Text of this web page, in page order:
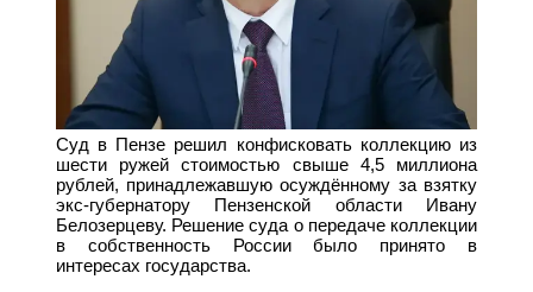
Суд в Пензе решил конфисковать коллекцию из
шести ружей стоимостью свыше 4,5 миллиона
рублей, принадлежавшую осуждённому за взятку
экс-губернатору Пензенской области Ивану
Белозерцеву. Решение суда о передаче коллекции
в собственность России было принято в
интересах государства.